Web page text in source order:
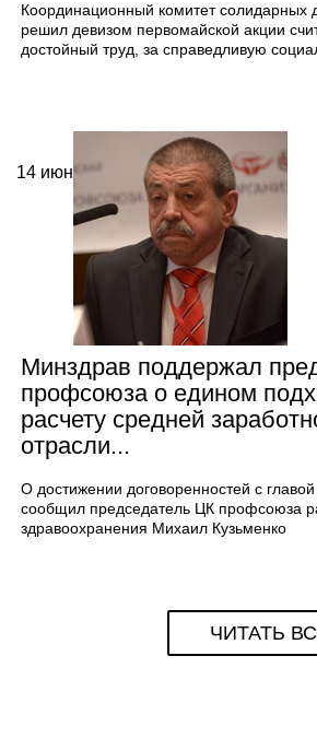
Координационный комитет солидарных
решил девизом первомайской акции
достойный труд, за справедливую
14 июн
Минздрав поддержал
профсоюза о едином
расчету средней
отрасли...
О достижении договоренностей с
сообщил председатель ЦК профсоюза
здравоохранения Михаил Кузьменко
ЧИТАТЬ